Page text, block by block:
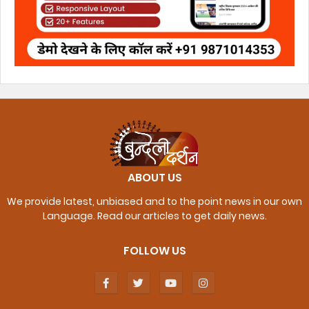
ABOUT US
We provide latest, unbiased and to the point news in our own
Language. Read our articles to get daily news.
FOLLOW US